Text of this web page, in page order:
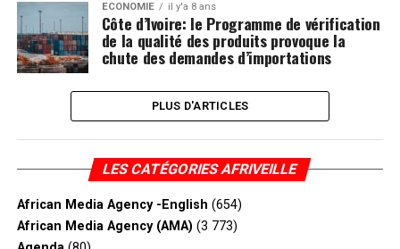
ECONOMIE il y'a 8 ans
Côte d’Ivoire: le Programme de vérification
de la qualité des produits provoque la
chute des demandes d’importations
PLUS D'ARTICLES
LES CATÉGORIES AFRIVEILLE
African Media Agency -English (654)
African Media Agency (AMA) (3 773)